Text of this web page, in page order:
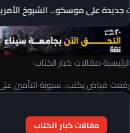
على موسكو.. الشيوخ
الرئيسية›مقالات كبار الكتاب›
رفعت فياض يكتب.. سبوبة التأمين
مقالات كبار الكتاب